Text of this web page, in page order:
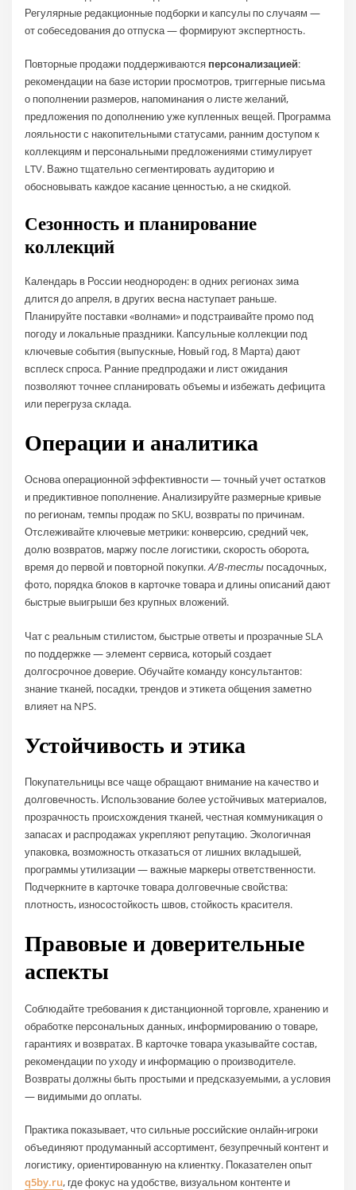
Регулярные редакционные подборки и капсулы по случаям —
от собеседования до отпуска — формируют экспертность.
Повторные продажи поддерживаются персонализацией:
рекомендации на базе истории просмотров, триггерные письма
о пополнении размеров, напоминания о листе желаний,
предложения по дополнению уже купленных вещей. Программа
лояльности с накопительными статусами, ранним доступом к
коллекциям и персональными предложениями стимулирует
LTV. Важно тщательно сегментировать аудиторию и
обосновывать каждое касание ценностью, а не скидкой.
Сезонность и планирование
коллекций
Календарь в России неоднороден: в одних регионах зима
длится до апреля, в других весна наступает раньше.
Планируйте поставки «волнами» и подстраивайте промо под
погоду и локальные праздники. Капсульные коллекции под
ключевые события (выпускные, Новый год, 8 Марта) дают
всплеск спроса. Ранние предпродажи и лист ожидания
позволяют точнее спланировать объемы и избежать дефицита
или перегруза склада.
Операции и аналитика
Основа операционной эффективности — точный учет остатков
и предиктивное пополнение. Анализируйте размерные кривые
по регионам, темпы продаж по SKU, возвраты по причинам.
Отслеживайте ключевые метрики: конверсию, средний чек,
долю возвратов, маржу после логистики, скорость оборота,
время до первой и повторной покупки.A/B‑тесты посадочных,
фото, порядка блоков в карточке товара и длины описаний дают
быстрые выигрыши без крупных вложений.
Чат с реальным стилистом, быстрые ответы и прозрачные SLA
по поддержке — элемент сервиса, который создает
долгосрочное доверие. Обучайте команду консультантов:
знание тканей, посадки, трендов и этикета общения заметно
влияет на NPS.
Устойчивость и этика
Покупательницы все чаще обращают внимание на качество и
долговечность. Использование более устойчивых материалов,
прозрачность происхождения тканей, честная коммуникация о
запасах и распродажах укрепляют репутацию. Экологичная
упаковка, возможность отказаться от лишних вкладышей,
программы утилизации — важные маркеры ответственности.
Подчеркните в карточке товара долговечные свойства:
плотность, износостойкость швов, стойкость красителя.
Правовые и доверительные
аспекты
Соблюдайте требования к дистанционной торговле, хранению и
обработке персональных данных, информированию о товаре,
гарантиях и возвратах. В карточке товара указывайте состав,
рекомендации по уходу и информацию о производителе.
Возвраты должны быть простыми и предсказуемыми, а условия
— видимыми до оплаты.
Практика показывает, что сильные российские онлайн‑игроки
объединяют продуманный ассортимент, безупречный контент и
логистику, ориентированную на клиентку. Показателен опыт
q5by.ru, где фокус на удобстве, визуальном контенте и